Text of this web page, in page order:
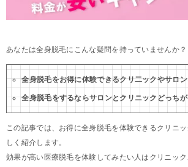
あなたは全身脱毛にこんな疑問を持っていませんか？
全身脱毛をお得に体験できるクリ二ックやサロ
全身脱毛をするならサロンとクリニックどっち
この記事では、お得に全身脱毛を体験できるクリニ
しく紹介します。
効果が高い医療脱毛を体験してみたい人はクリニッ